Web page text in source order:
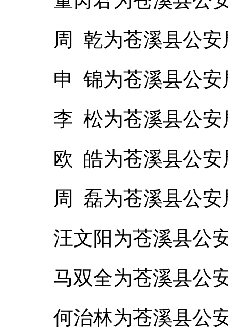
周 乾为苍溪县公
申 锦为苍溪县公
李 松为苍溪县公安
欧 皓为苍溪县公
周 磊为苍溪县公
汪文阳为苍溪县公
马双全为苍溪县公
何治林为苍溪县公